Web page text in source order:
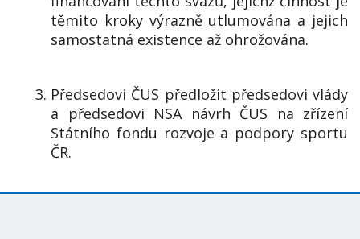
těmito kroky výrazně utlumována a jejich
samostatná existence až ohrožována.
Předsedovi ČUS předložit předsedovi vlády
a předsedovi NSA návrh ČUS na zřízení
Státního fondu rozvoje a podpory sportu
ČR.